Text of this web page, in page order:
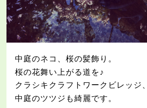
中庭のネコ、桜の髪飾り。
桜の花舞い上がる道を♪
クラシキクラフトワークビレッジ、
中庭のツツジも綺麗です。